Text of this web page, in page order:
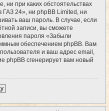
ни при каких обстоятельствах
ГАЗ 24», ни phpBB Limited, ни
ваш пароль. В случае, если
записи, вы сможете
пароля «Забыли
обеспечением phpBB. Вам
и ваш адрес email,
phpBB сгенерирует вам новый